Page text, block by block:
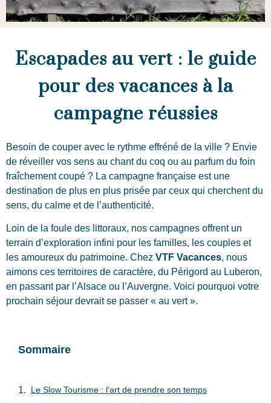
Escapades au vert : le guide
pour des vacances à la
campagne réussies
Besoin de couper avec le rythme effréné de la ville ? Envie
de réveiller vos sens au chant du coq ou au parfum du foin
fraîchement coupé ? La campagne française est une
destination de plus en plus prisée par ceux qui cherchent du
sens, du calme et de l’authenticité.
Loin de la foule des littoraux, nos campagnes offrent un
terrain d’exploration infini pour les familles, les couples et
les amoureux du patrimoine. Chez VTF Vacances, nous
aimons ces territoires de caractère, du Périgord au Luberon,
en passant par l’Alsace ou l’Auvergne. Voici pourquoi votre
prochain séjour devrait se passer « au vert ».
Sommaire
Le Slow Tourisme : l’art de prendre son temps